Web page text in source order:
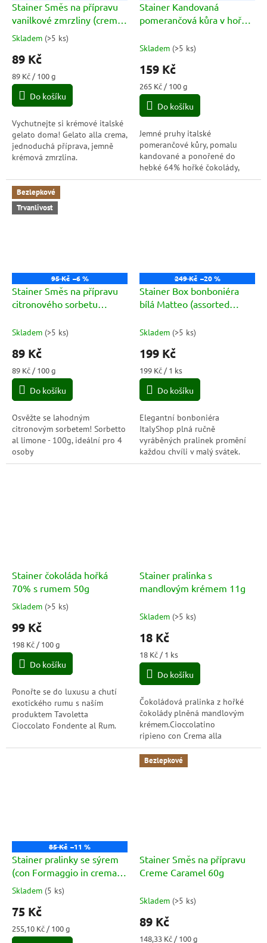
Stainer Směs na přípravu
vanilkové zmrzliny (crema)
100g
Průměrné
hodnocení
produktu
je
4,5
5
hvězdiček.
Skladem (>5 ks)
89 Kč
Měrná
cena:
89 Kč / 100 g
Do košíku
Vychutnejte si krémové italské
gelato doma! Gelato alla crema,
jednoduchá příprava, jemně
krémová zmrzlina.
Stainer Kandovaná
pomerančová kůra v hořké
Arance) 60g
Skladem (>5 ks)
159 Kč
Měrná
cena:
265 Kč / 100 g
Do košíku
Jemné pruhy italské
pomerančové kůry, pomalu
kandované a ponořené do
hebké 64% hořké čokolády,
tvoří kombinaci, která voní
Bezlepkové
Trvanlivost
95 Kč –6 %
Stainer Směs na přípravu
citronového sorbetu
Skladem (>5 ks)
89 Kč
Měrná
cena:
89 Kč / 100 g
Do košíku
Osvěžte se lahodným
citronovým sorbetem! Sorbetto
al limone - 100g, ideální pro 4
osoby
249 Kč –20 %
Stainer Box bonboniéra
bílá Matteo (assorted
Skladem (>5 ks)
199 Kč
Měrná
cena:
199 Kč / 1 ks
Do košíku
Elegantní bonboniéra
ItalyShop plná ručně
vyráběných pralinek promění
každou chvíli v malý svátek.
Každý kousek ukrývá jinou
Stainer čokoláda hořká
70% s rumem 50g
Průměrné
produktu
je
5,0
5
hvězdiček.
Skladem (>5 ks)
99 Kč
Měrná
cena:
198 Kč / 100 g
Do košíku
Ponořte se do luxusu a chutí
exotického rumu s naším
produktem Tavoletta
Cioccolato Fondente al Rum.
hmotnosti 50 gramů je
Stainer pralinka s
mandlovým krémem 11g
Skladem (>5 ks)
18 Kč
Měrná
cena:
18 Kč / 1 ks
Do košíku
Čokoládová pralinka z hořké
čokolády plněná mandlovým
krémem.Cioccolatino
ripieno con Crema alla
mandorla Copertura cioccolato
fondente
85 Kč –11 %
Stainer pralinky se sýrem
(con Formaggio in crema)
3ks 29,4g
Průměrné
produktu
je
5,0
Skladem (5 ks)
75 Kč
Měrná
cena:
255,10 Kč / 100 g
Bezlepkové
Stainer Směs na přípravu
Creme Caramel 60g
Skladem (>5 ks)
89 Kč
Měrná
148,33 Kč / 100 g